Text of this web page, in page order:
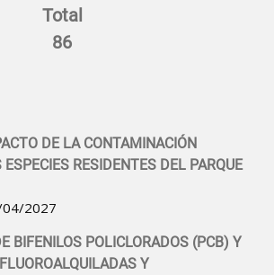
Total
86
DE LA CONTAMINACIÓN
RESIDENTES DEL PARQUE
2027
BIFENILOS POLICLORADOS (PCB) Y
Y